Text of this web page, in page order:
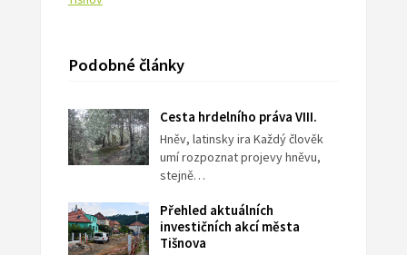
Podobné články
Cesta hrdelního práva VIII.
Hněv, latinsky ira Každý člověk
umí rozpoznat projevy hněvu,
stejně…
Přehled aktuálních
investičních akcí města
Tišnova